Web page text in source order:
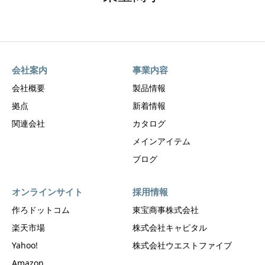
会社案内
会社概要
拠点
関連会社
事業内容
製品情報
新着情報
カタログ
メインアイテム
ブログ
オンラインサイト
作ろドットコム
楽天市場
Yahoo!
採用情報
東宝商事株式会社
株式会社キャピタル
株式会社ウエストファイブ